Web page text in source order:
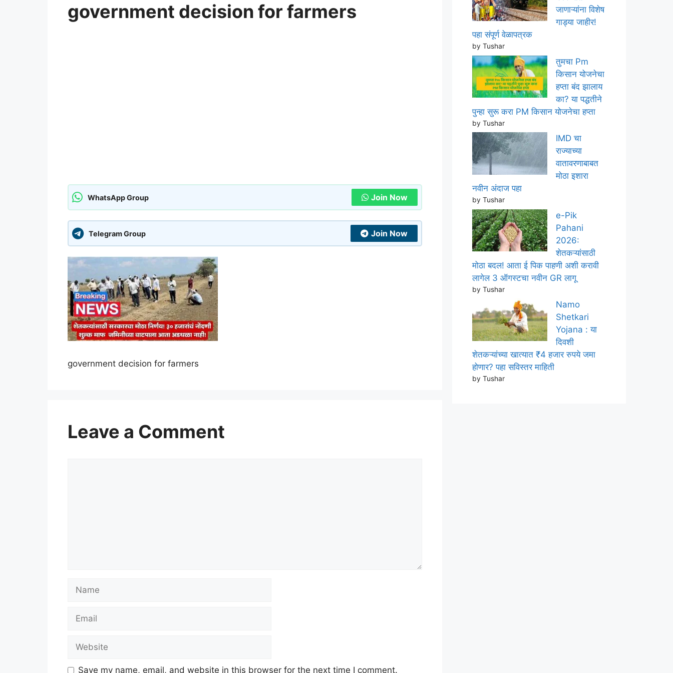
government decision for farmers
WhatsApp Group Join Now
Telegram Group Join Now
government decision for farmers
Leave a Comment
Save my name, email, and website in this browser for the next time I comment.
जाणाऱ्यांना विशेष
गाड्या जाहीर!
पहा संपूर्ण वेळापत्रक
by Tushar
तुमचा Pm
किसान योजनेचा
हप्ता बंद झालाय
का? या पद्धतीने
पुन्हा सुरू करा PM किसान योजनेचा हप्ता
by Tushar
IMD चा
राज्याच्या
वातावरणाबाबत
मोठा इशारा
नवीन अंदाज पहा
by Tushar
e-Pik
Pahani
2026:
शेतकऱ्यांसाठी
मोठा बदल! आता ई पिक पाहणी अशी करावी
लागेल 3 ऑगस्टचा नवीन GR लागू
by Tushar
Namo
Shetkari
Yojana : या
दिवशी
शेतकऱ्यांच्या खात्यात ₹4 हजार रुपये जमा
होणार? पहा सविस्तर माहिती
by Tushar